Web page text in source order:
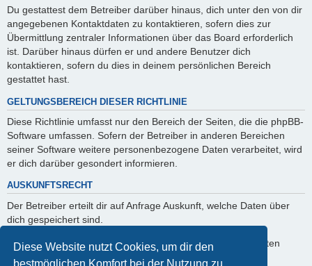
Diese Website nutzt Cookies, um dir den
bestmöglichen Komfort bei der Nutzung zu
Du gestattest dem Betreiber darüber hinaus, dich unter den von dir
angegebenen Kontaktdaten zu kontaktieren, sofern dies zur
Übermittlung zentraler Informationen über das Board erforderlich
ist. Darüber hinaus dürfen er und andere Benutzer dich
kontaktieren, sofern du dies in deinem persönlichen Bereich
gestattet hast.
GELTUNGSBEREICH DIESER RICHTLINIE
Diese Richtlinie umfasst nur den Bereich der Seiten, die die phpBB-
Software umfassen. Sofern der Betreiber in anderen Bereichen
seiner Software weitere personenbezogene Daten verarbeitet, wird
er dich darüber gesondert informieren.
AUSKUNFTSRECHT
Der Betreiber erteilt dir auf Anfrage Auskunft, welche Daten über
dich gespeichert sind.
Du kannst jederzeit die Löschung bzw. Sperrung deiner Daten
verlangen. Kontaktiere hierzu bitte den Betreiber.